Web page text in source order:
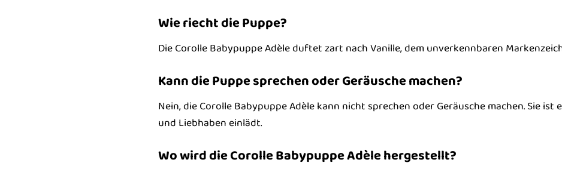
Wie riecht die Puppe?
Die Corolle Babypuppe Adèle duftet zart nach Vanille, dem unverkennbaren
Kann die Puppe sprechen oder Geräusche machen?
Nein, die Corolle Babypuppe Adèle kann nicht sprechen oder Geräusche machen. Sie
und Liebhaben einlädt.
Wo wird die Corolle Babypuppe Adèle hergestellt?